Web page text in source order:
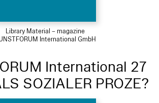
Library Material – magazine
International GmbH
International 27
SOZIALER PROZE?